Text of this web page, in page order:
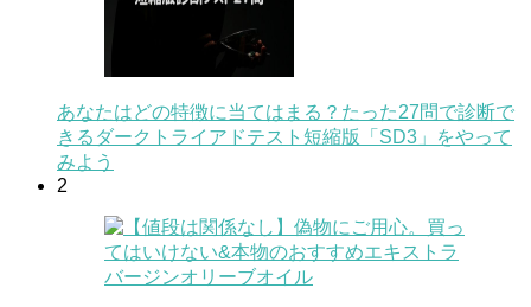
あなたはどの特徴に当てはまる？たった27問で診断で
きるダークトライアドテスト短縮版「SD3」をやって
みよう
2